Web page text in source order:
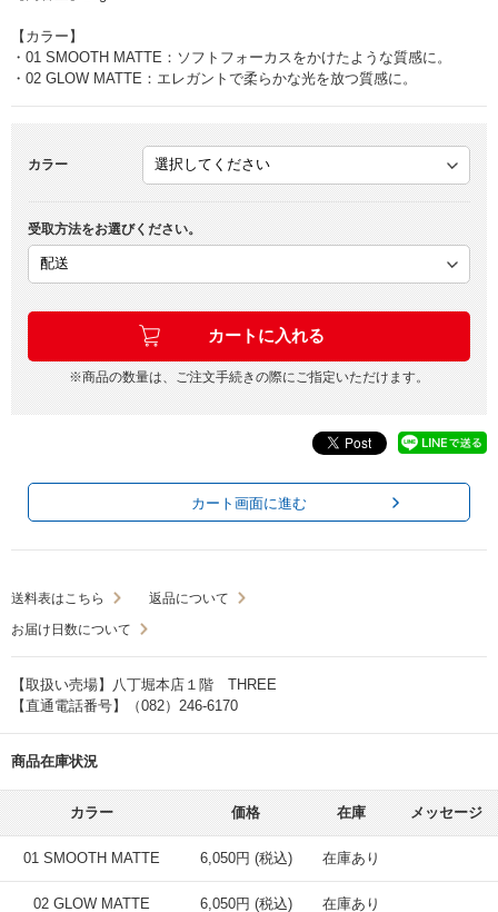
【カラー】
・01 SMOOTH MATTE：ソフトフォーカスをかけたような質感に。
・02 GLOW MATTE：エレガントで柔らかな光を放つ質感に。
カラー
受取方法をお選びください。
※商品の数量は、ご注文手続きの際にご指定いただけます。
カート画面に進む
送料表はこちら
返品について
お届け日数について
【取扱い売場】八丁堀本店１階 THREE
【直通電話番号】（082）246-6170
商品在庫状況
カラー 価格 在庫 メッセージ
01 SMOOTH MATTE 6,050円 (税込) 在庫あり
02 GLOW MATTE 6,050円 (税込) 在庫あり